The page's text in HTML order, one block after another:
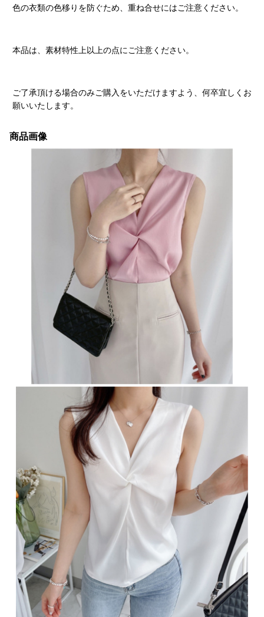
色の衣類の色移りを防ぐため、重ね合せにはご注意ください。
本品は、素材特性上以上の点にご注意ください。
ご了承頂ける場合のみご購入をいただけますよう、何卒宜しくお
願いいたします。
商品画像